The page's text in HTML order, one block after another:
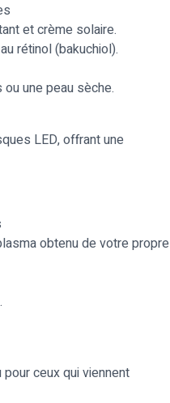
et crème solaire.
rétinol (bakuchiol).
une peau sèche.
LED, offrant une
obtenu de votre propre
ceux qui viennent